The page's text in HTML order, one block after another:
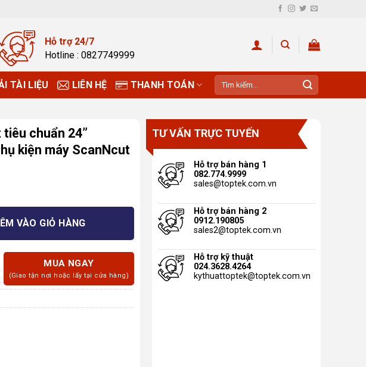
Hỗ trợ 24/7
Hotline : 0827749999
TÀI LIỆU LIÊN HỆ THANH TOÁN
Tìm
kiếm:
chuẩn 24”
kiện máy ScanNcut
chuẩn 24'' CADXMATSTD24 (Phụ kiện máy ScanNcut SDX1200)
VÀO GIỎ HÀNG
MUA NGAY
(Giao tận nơi hoặc lấy tại cửa hàng)
TƯ VẤN TRỰC TUYẾN
Hỗ trợ bán hàng 1
082.774.9999
sales@toptek.com.vn
Hỗ trợ bán hàng 2
0912.190805
sales2@toptek.com.vn
Hỗ trợ kỹ thuật
024.3628.4264
kythuattoptek@toptek.com.vn